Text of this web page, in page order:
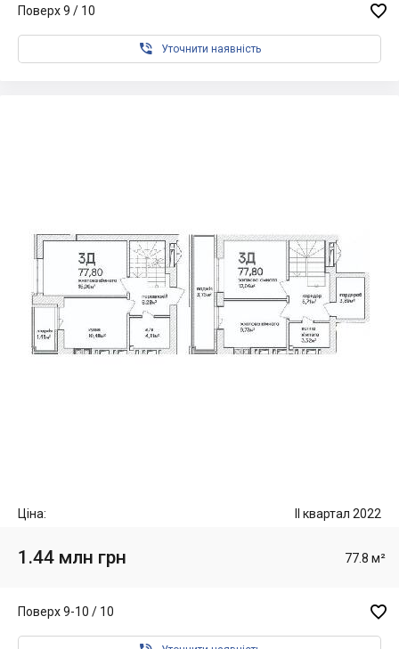
Поверх 9 / 10 
 Уточнити наявність
Ціна: II квартал 2022
1.44 млн грн 77.8 м²
Поверх 9-10 / 10 